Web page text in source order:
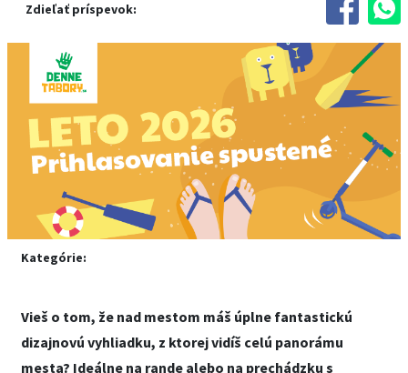
Zdieľať príspevok:
Kategórie:
Vieš o tom, že nad mestom máš úplne fantastickú
dizajnovú vyhliadku, z ktorej vidíš celú panorámu
mesta? Ideálne na rande alebo na prechádzku s